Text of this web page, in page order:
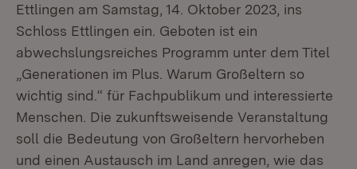
Ettlingen am Samstag, 14. Oktober 2023, ins
Schloss Ettlingen ein. Geboten ist ein
abwechslungsreiches Programm unter dem Titel
„Generationen im Plus. Warum Großeltern so
wichtig sind.“ für Fachpublikum und interessierte
Menschen. Die zukunftsweisende Veranstaltung
soll die Bedeutung von Großeltern hervorheben
und einen Austausch im Land anregen, wie das